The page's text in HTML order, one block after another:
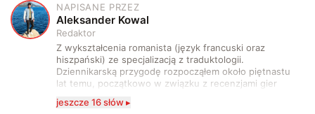
A
NAPISANE PRZEZ
Aleksander Kowal
Redaktor
Z wykształcenia romanista (język francuski oraz
hiszpański) ze specjalizacją z traduktologii.
Dziennikarską przygodę rozpocząłem około piętnastu
lat temu, początkowo w związku z recenzjami gier
komputerowych i filmów. Obecnie publikuję
zdecydowanie częściej na tematy związane z nauką
jeszcze 16 słów ▸